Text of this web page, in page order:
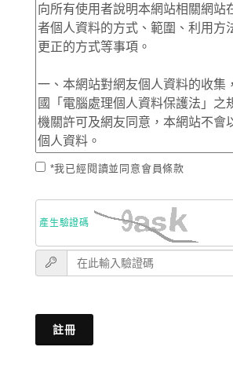
*我已經閱讀並同意會員條款
產生驗證碼
註冊